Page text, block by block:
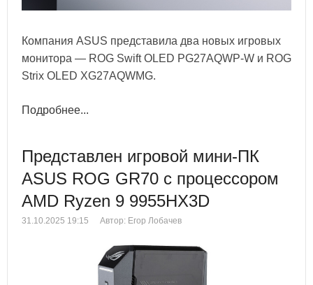
Компания ASUS представила два новых игровых
монитора — ROG Swift OLED PG27AQWP-W и ROG
Strix OLED XG27AQWMG.
Подробнее...
Представлен игровой мини-ПК
ASUS ROG GR70 с процессором
AMD Ryzen 9 9955HX3D
31.10.2025 19:15 Автор: Егор Лобачев